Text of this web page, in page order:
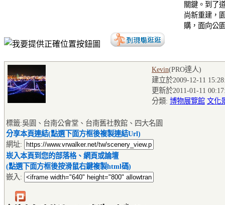
關鍵。到了
尚新重建，
購，面向公
Kevin(PRO達人)
建立於2009-12-11
更新於2011-01-11
分類: 博物展覽館 文化
標籤:吳園、台南公會堂、台南舊社教館、四大名園
分享本頁連結(點選下面方框後複製連結Url)
網址:
崁入本頁到您的部落格、網頁或論壇
(點選下面方框後按滑鼠右鍵複製html碼)
嵌入: